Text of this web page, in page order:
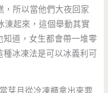
，所以當他們大夜回家
涷起來，這個舉動其實
道，女生都會帶一堆零
冰凍法是可以冰義利可